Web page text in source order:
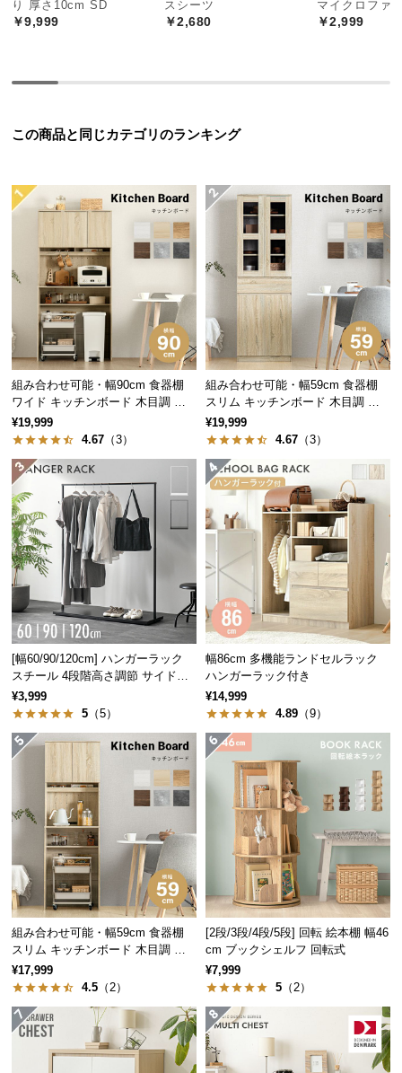
中
型
送
い
て
小
商
品
の
配
送
に
つ
い
て
梱
設
置
ー
ビ
つ
い
て
経
て
品・
ャ
こちらは5段タイプ × 横幅70cm のページです
り 厚さ10cm SD
￥9,999
スシーツ
￥2,680
マイクロファ
￥2,999
この商品と同じカテゴリのランキング
組み合わせ可能・幅90cm 食器棚
ワイド キッチンボード 木目調 レ
イアウト自在
¥19,999
4.67 （3）
組み合わせ可能・幅59cm 食器棚
スリム キッチンボード 木目調 レ
イアウト自在
¥19,999
4.67 （3）
[幅60/90/120cm] ハンガーラック
スチール 4段階高さ調節 サイドフ
ック オープンラック シンプル
¥3,999
5 （5）
幅86cm 多機能ランドセルラック
ハンガーラック付き
¥14,999
4.89 （9）
組み合わせ可能・幅59cm 食器棚
スリム キッチンボード 木目調 レ
イアウト自在
¥17,999
4.5 （2）
[2段/3段/4段/5段] 回転 絵本棚 幅46
cm ブックシェルフ 回転式
¥7,999
5 （2）